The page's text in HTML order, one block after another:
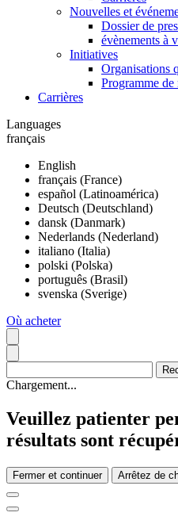
Nouvelles et
Dossier de
évènements à
Initiatives
Organisations
Programme de
Carrières
Languages
français
English
français (France)
español (Latinoamérica)
Deutsch (Deutschland)
dansk (Danmark)
Nederlands (Nederland)
italiano (Italia)
polski (Polska)
português (Brasil)
svenska (Sverige)
Où acheter
Chargement...
Veuillez patienter
résultats sont
Fermer et continuer Arrêtez de